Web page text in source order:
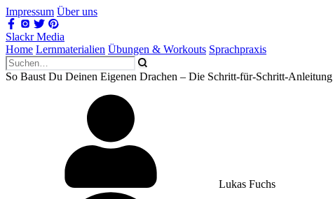
Impressum Über uns
Slackr Media
Home Lernmaterialien Übungen & Workouts Sprachpraxis
So Baust Du Deinen Eigenen Drachen – Die Schritt-für-Schritt-Anleitung
Lukas Fuchs